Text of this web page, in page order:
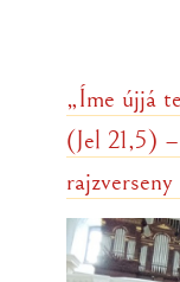
„Íme újjá
(Jel 21,5)